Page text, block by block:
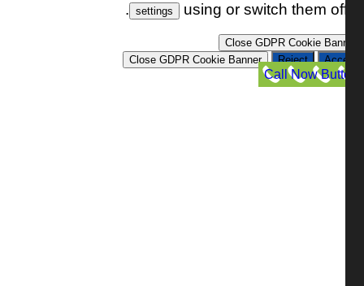
using or switch them
settings
.
Close GDPR Cookie
Reject
Close GDPR Cookie Banner
Call Now